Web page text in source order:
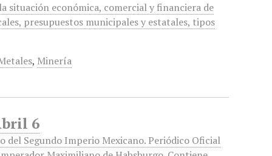
situación económica, comercial y financiera de
presupuestos municipales y estatales, tipos
, Minería
6
del Segundo Imperio Mexicano. Periódico Oficial